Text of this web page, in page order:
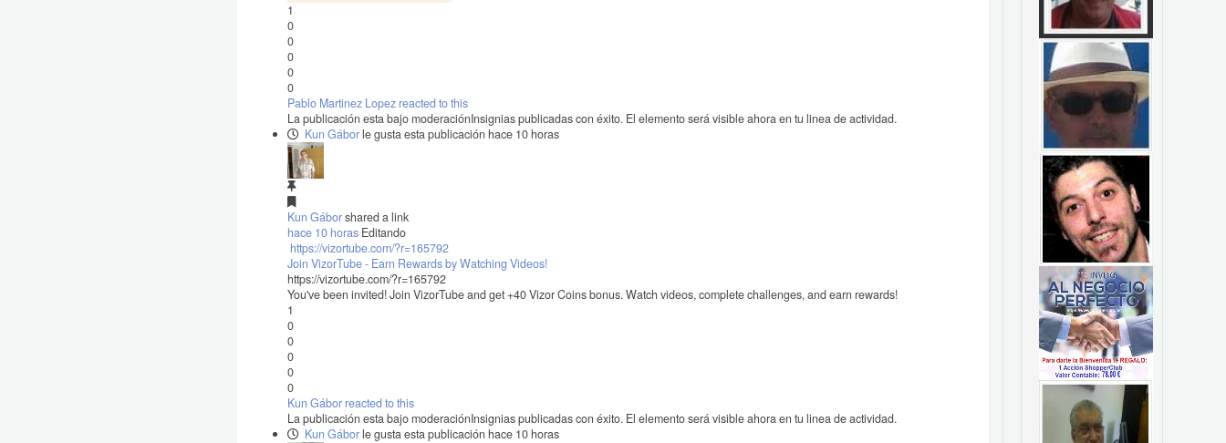
1
0
0
0
0
0
Pablo Martinez Lopez reacted to this
La publicación esta bajo moderaciónInsignias publicadas con éxito. El elemento será visible ahora en tu linea de actividad.
Kun Gáborle gusta esta publicación hace 10 horas
Kun Gáborshared a link
hace 10 horas Editando
https://vizortube.com/?r=165792
Join VizorTube - Earn Rewards by Watching Videos!
https://vizortube.com/?r=165792
You've been invited! Join VizorTube and get +40 Vizor Coins bonus. Watch videos, complete challenges, and earn rewards!
1
0
0
0
0
0
Kun Gábor reacted to this
La publicación esta bajo moderaciónInsignias publicadas con éxito. El elemento será visible ahora en tu linea de actividad.
Kun Gáborle gusta esta publicación hace 10 horas